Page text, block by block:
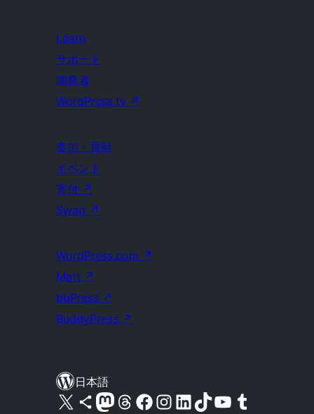
Learn
サポート
開発者
WordPress.tv ↗
参加・貢献
イベント
寄付 ↗
Swag ↗
WordPress.com ↗
Matt ↗
bbPress ↗
BuddyPress ↗
日本語
X (旧 Twitter) アカウントへ Bluesky アカウントへ Mastodon アカウントへ Threads アカウントへ Facebook ページへ Instagram アカウントへ LinkedIn アカウントへTikTok アカウントへ YouTube チャンネルへ Tumblr アカウントへ